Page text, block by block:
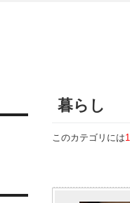
暮らし
このカテゴリには